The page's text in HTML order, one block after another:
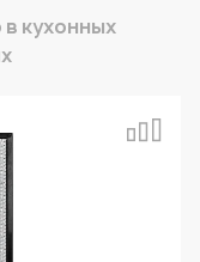
кухонных